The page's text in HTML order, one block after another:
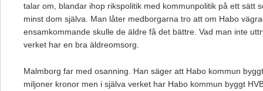
talar om, blandar ihop rikspolitik med kommunpolitik på ett sätt
minst dom själva. Man låter medborgarna tro att om Habo
ensamkommande skulle de äldre få det bättre. Vad man inte
verket har en bra äldreomsorg.
Malmborg far med osanning. Han säger att Habo kommun
miljoner kronor men i själva verket har Habo kommun byggt